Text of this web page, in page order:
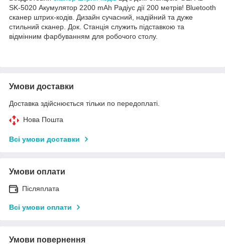
SK-5020 Акумулятор 2200 mAh Радіус дії 200 метрів! Bluetooth
сканер штрих-кодів. Дизайн сучасний, надійний та дуже
стильний сканер. Док. Станція служить підставкою та
відмінним фарбуванням для робочого столу.
Умови доставки
Доставка здійснюється тільки по передоплаті.
Нова Пошта
Всі умови доставки
Умови оплати
Післяплата
Всі умови оплати
Умови повернення